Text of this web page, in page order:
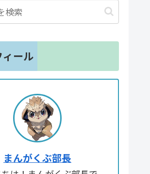
ィール
まんがくぶ部長